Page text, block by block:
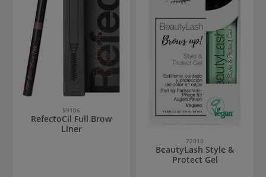
99106
RefectoCil Full Brow
Liner
72010
BeautyLash Style &
Protect Gel